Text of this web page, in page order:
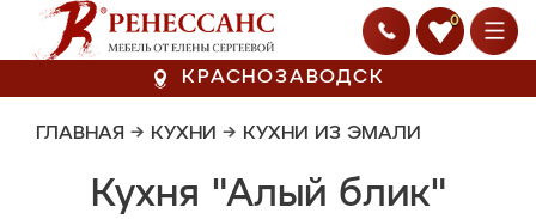
0
КРАСНОЗАВОДСК
ГЛАВНАЯ → КУХНИ → КУХНИ ИЗ ЭМАЛИ
Кухня "Алый блик"